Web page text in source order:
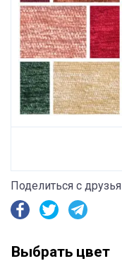
Поделиться с
Выбрать цвет